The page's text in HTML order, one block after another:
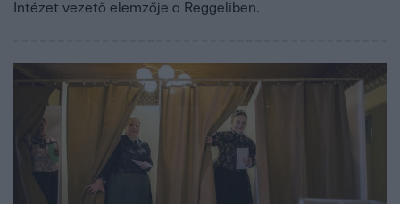
Intézet vezető elemzője a Reggeliben.